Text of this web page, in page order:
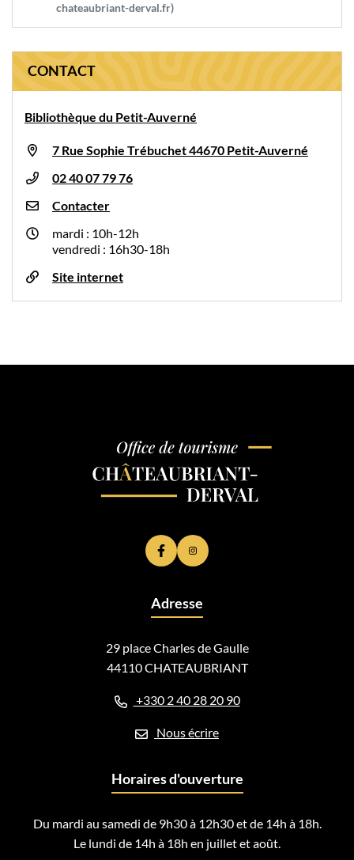
chateaubriant-derval.fr)
CONTACT
Bibliothèque du Petit-Auverné
7 Rue Sophie Trébuchet 44670 Petit-Auverné
02 40 07 79 76
Contacter
mardi : 10h-12h
vendredi : 16h30-18h
Site internet
Lien vers le compte Facebook
Lien vers le compte Instagram
Adresse
29 place Charles de Gaulle
44110 CHATEAUBRIANT
+330 2 40 28 20 90
Nous écrire
Horaires d'ouverture
Du mardi au samedi de 9h30 à 12h30 et de 14h à 18h.
Le lundi de 14h à 18h en juillet et août.